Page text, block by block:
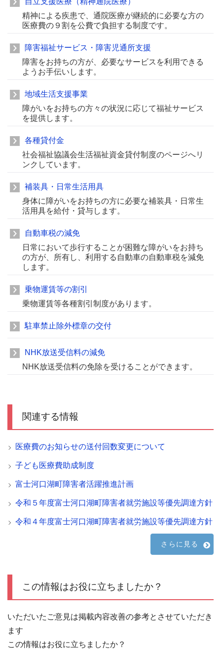
精神による疾患で、通院医療が継続的に必要な方の
医療費の９割を公費で負担する制度です。
障害福祉サービス・障害児通所支援
障害をお持ちの方が、必要なサービスを利用できる
ようお手伝いします。
地域生活支援事業
障がいをお持ちの方々の状況に応じて福祉サービス
を提供します。
各種貸付金
社会福祉協議会生活福祉資金貸付制度のページへリ
ンクしています。
補装具・日常生活用具
身体に障がいをお持ちの方に必要な補装具・日常生
活用具を給付・貸与します。
自動車税の減免
日常において歩行することが困難な障がいをお持ち
の方が、所有し、利用する自動車の自動車税を減免
します。
乗物運賃等の割引
乗物運賃等各種割引制度があります。
駐車禁止除外標章の交付
NHK放送受信料の減免
NHK放送受信料の免除を受けることができます。
関連する情報
医療費のお知らせの送付回数変更について
子ども医療費助成制度
富士河口湖町障害者活躍推進計画
令和５年度富士河口湖町障害者就労施設等優先調達方針
令和４年度富士河口湖町障害者就労施設等優先調達方針
さらに見る
この情報はお役に立ちましたか？
いただいたご意見は掲載内容改善の参考とさせていただき
ます
この情報はお役に立ちましたか？